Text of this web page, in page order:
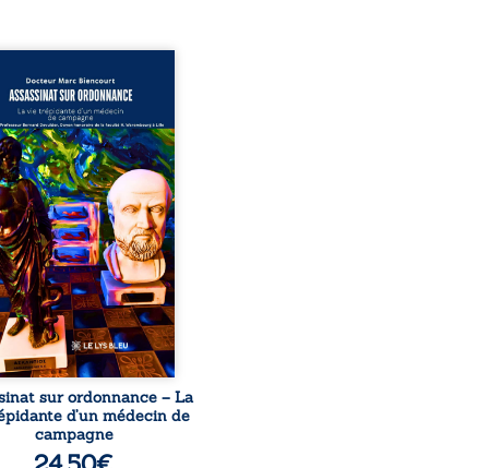
sur ordonnance –
trépidante d’un médecin
est la réédition
et actualisée du
du Docteur Marc
ancien médecin de
qui revient sur son
médical, syndical et
Depuis septembre
il raconte le long combat
conduit à être écarté du
médical, malgré une
de première instance
sur ordonnance – La
d’un médecin de
campagne